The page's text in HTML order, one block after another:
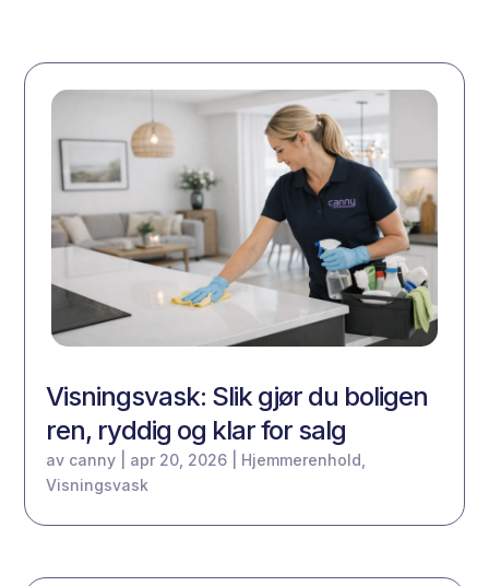
Visningsvask: Slik gjør du boligen
ren, ryddig og klar for salg
av canny apr 20, 2026 Hjemmerenhold,
Visningsvask